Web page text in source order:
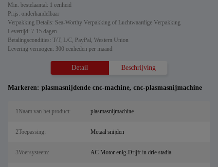
Min. bestelaantal: 1 eenheid
Prijs: onderhandelbaar
Verpakking Details: Sea-Worthy Verpakking of Luchtwaardige Verpakking
Levertijd: 7-15 dagen
Betalingscondities: T/T, L/C, PayPal, Western Union
Levering vermogen: 300 eenheden per maand
Detail Beschrijving
Markeren: plasmasnijdende cnc-machine, cnc-plasmasnijmachine
1Naam van het product: plasmasnijmachine
2Toepassing: Metaal snijden
3Voersysteem: AC Motor enig-Drijft in drie stadia